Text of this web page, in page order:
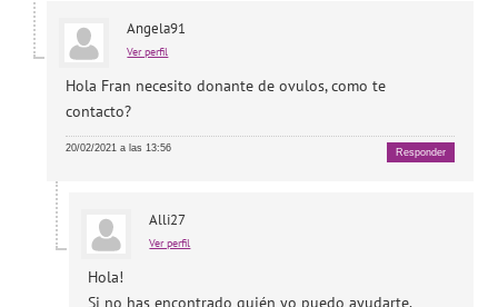
Angela91
Ver perfil
Hola Fran necesito donante de ovulos, como te
contacto?
20/02/2021 a las 13:56 Responder
Alli27
Ver perfil
Hola!
Si no has encontrado quién yo puedo ayudarte.